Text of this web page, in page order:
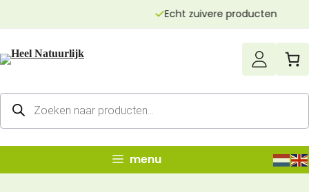
inhoud
Echt zuivere producten
Producten
zoeken
menu